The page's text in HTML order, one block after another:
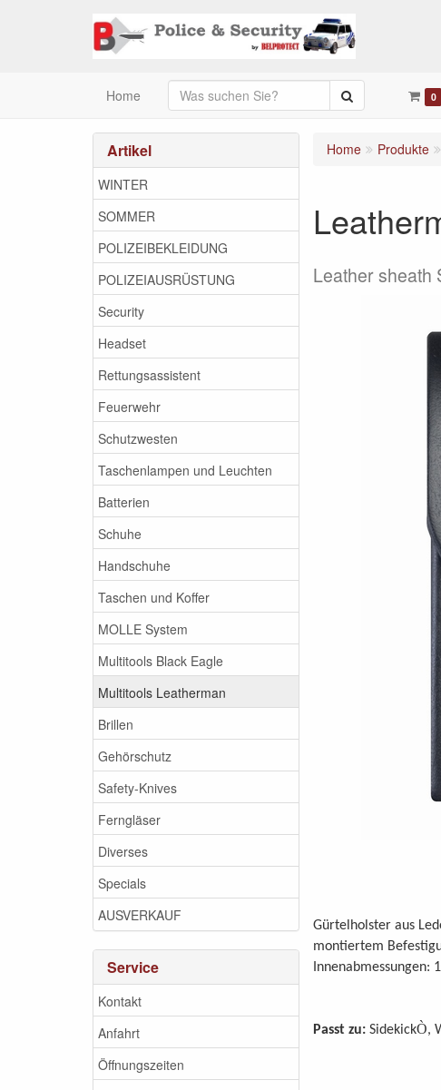
Home 0
Artikel
WINTER
SOMMER
POLIZEIBEKLEIDUNG
POLIZEIAUSRÜSTUNG
Security
Headset
Rettungsassistent
Feuerwehr
Schutzwesten
Taschenlampen und Leuchten
Batterien
Schuhe
Handschuhe
Taschen und Koffer
MOLLE System
Multitools Black Eagle
Multitools Leatherman
Brillen
Gehörschutz
Safety-Knives
Ferngläser
Diverses
Specials
AUSVERKAUF
Service
Kontakt
Anfahrt
Öffnungszeiten
Home Produkte
Leather sheath
Gürtelholster aus
montiertem
Innenabmessungen:
Passt zu: SidekickÒ,